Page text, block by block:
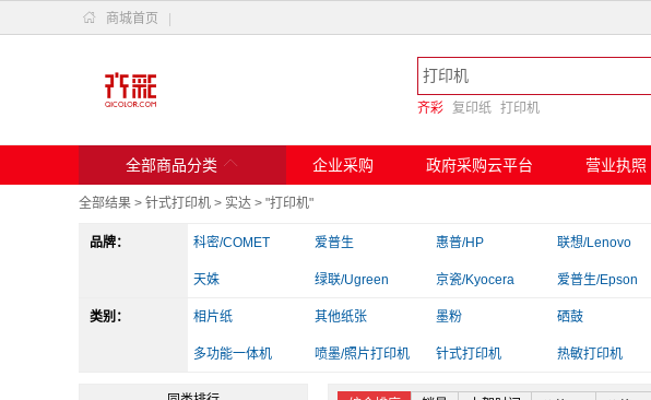
 商城首页
齐彩 复印纸 打印机
全部商品分类  企业采购 政府采购云平台 营业执照
全部结果 > 针式打印机 > 实达 > "打印机"
品牌： 科密/COMET 爱普生 惠普/HP 联想/Lenovo
天姝 绿联/Ugreen 京瓷/Kyocera 爱普生/Epson
斑马 兄弟 实达 京呈
爱立熊 佳能 得力/deli 夏普/Sharp
类别： 相片纸 其他纸张 墨粉 硒鼓
多功能一体机 喷墨/照片打印机 针式打印机 热敏打印机
其他电脑配件 读卡器/转换器 办公收纳 插线板/转换器